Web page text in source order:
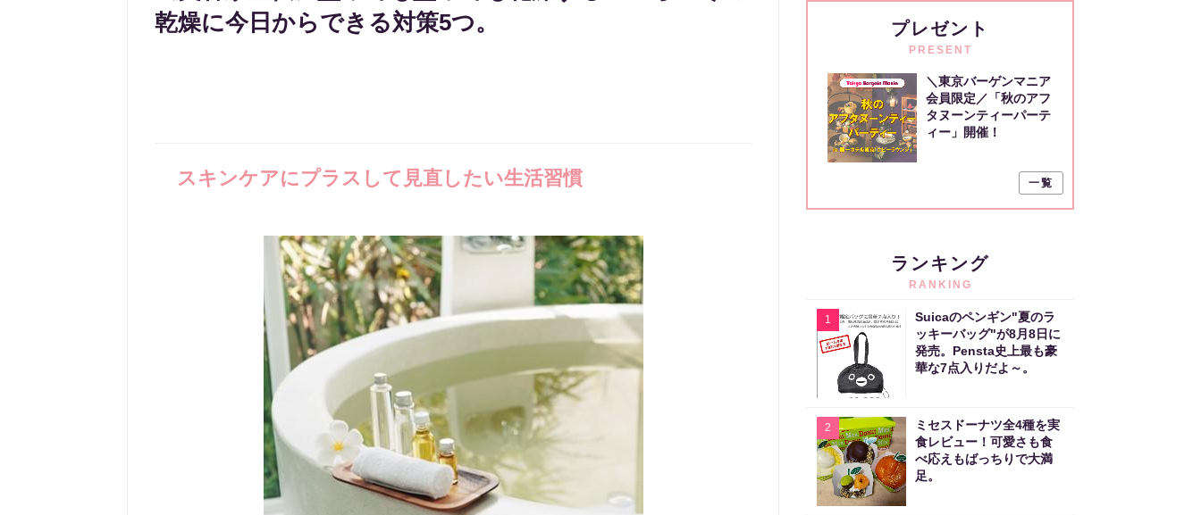
乾燥に今日からできる対策5つ。
スキンケアにプラスして見直したい生活習慣
プレゼント
PRESENT
＼東京バーゲンマニア
会員限定／「秋のアフ
タヌーンティーパーテ
ィー」開催！
一覧
ランキング
RANKING
1
Suicaのペンギン"夏のラ
ッキーバッグ"が8月8日に
発売。Pensta史上最も豪
華な7点入りだよ～。
2
ミセスドーナツ全4種を実
食レビュー！可愛さも食
べ応えもばっちりで大満
足。